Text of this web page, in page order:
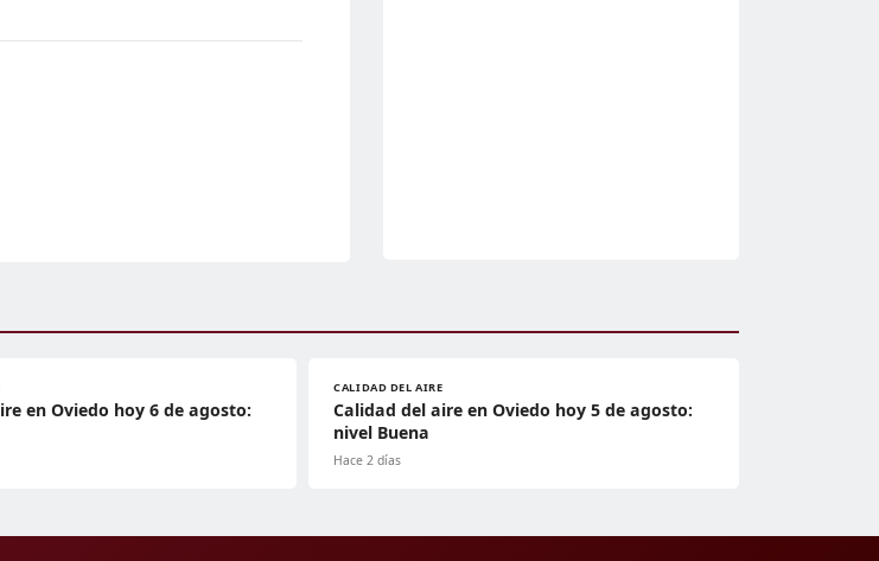
en Oviedo hoy 6 de agosto:
CALIDAD DEL AIRE
Calidad del aire en Oviedo hoy 5 de agosto:
nivel Buena
Hace 2 días